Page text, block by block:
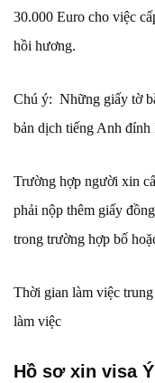
30.000 Euro cho việc
hồi hương.
Chú ý: Những giấy tờ
bản dịch tiếng Anh đính
Trường hợp người xin
phải nộp thêm giấy
trong trường hợp bố
Thời gian làm việc
làm việc
Hồ sơ xin visa